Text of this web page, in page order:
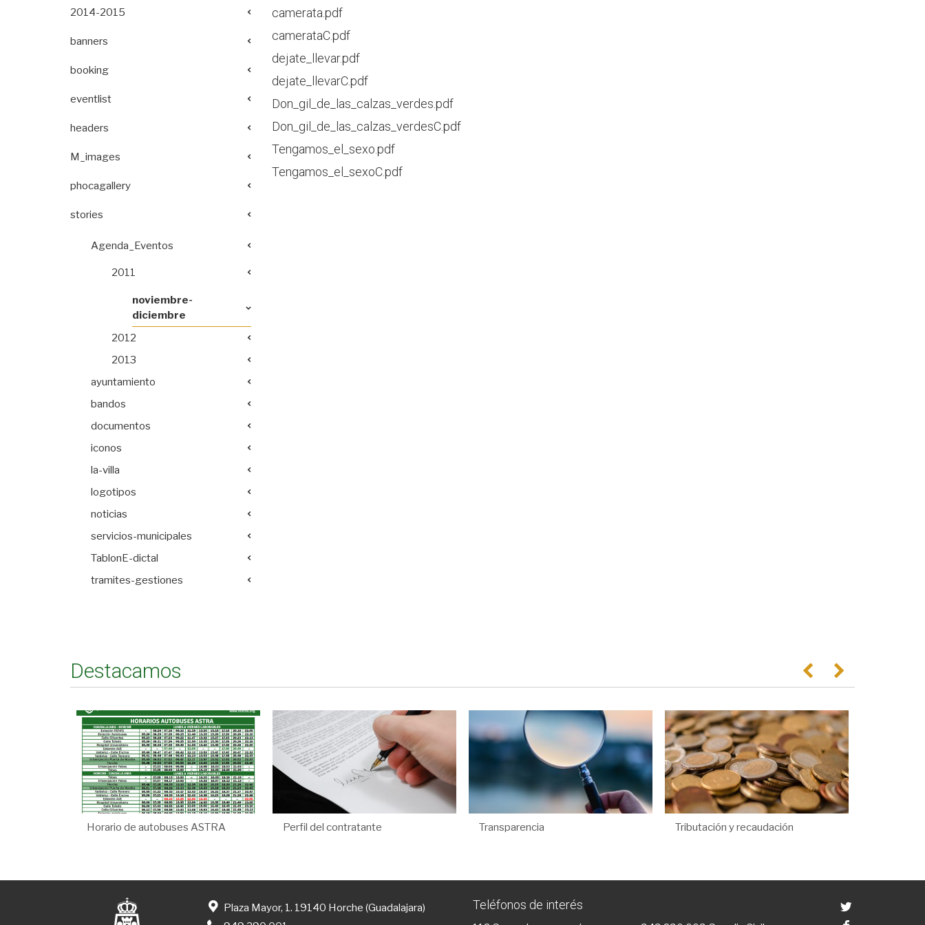
camerata.pdf
camerataC.pdf
dejate_llevar.pdf
dejate_llevarC.pdf
Don_gil_de_las_calzas_verdes.pdf
Don_gil_de_las_calzas_verdesC.pdf
Tengamos_el_sexo.pdf
Tengamos_el_sexoC.pdf
2014-2015
banners
booking
eventlist
headers
M_images
phocagallery
stories
Agenda_Eventos
2011
noviembre-
diciembre
2012
2013
ayuntamiento
bandos
documentos
iconos
la-villa
logotipos
noticias
servicios-municipales
TablonE-dictal
tramites-gestiones
Destacamos Anterior
Horario de autobuses ASTRA Perfil del contratante Transparencia Tributación y recaudación
Plaza Mayor, 1. 19140 Horche (Guadalajara)
Teléfonos de interés